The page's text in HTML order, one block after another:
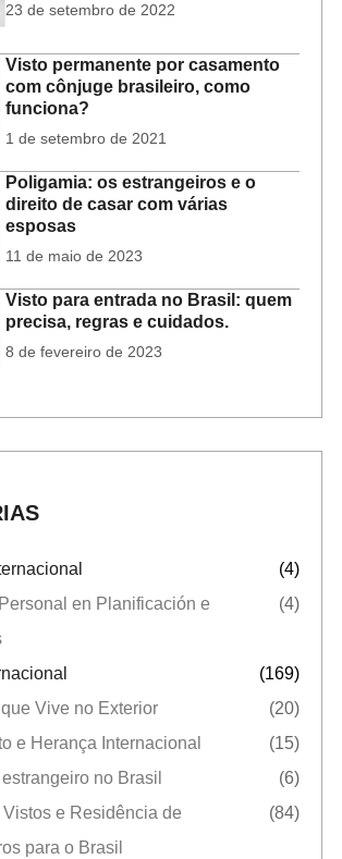
23 de setembro de 2022
Visto permanente por casamento
com cônjuge brasileiro, como
funciona?
1 de setembro de 2021
Poligamia: os estrangeiros e o
direito de casar com várias
esposas
11 de maio de 2023
Visto para entrada no Brasil: quem
precisa, regras e cuidados.
8 de fevereiro de 2023
(4)
en Planificación e
(4)
(169)
Vive no Exterior
(20)
e Herança Internacional
(15)
estrangeiro no Brasil
(6)
Vistos e Residência de
para o Brasil
(84)